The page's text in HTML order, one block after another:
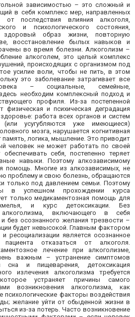
зависимостью – это сложный и
в себя комплекс мер, направленных
последствия влияния алкоголя,
и психологического состояния,
здоровый образ жизни, повторную
восстановление былых навыков и
во время болезни. Алкоголизм –
алкоголем, это целый комплекс
происходящих с организмом под
усилие воли, чтобы не пить, в этом
это заболевание затрагивает все
– социальные, семейные,
необходим комплексный подход и
профиля. Из-за постепенной
физическая и психическая деградация
работа всех органов и систем
(или усугубляются уже имеющиеся)
мозга, нарушается когнитивная
память, логика, мышление. Это приводит
человек не может работать по своей
себя, постепенно теряет
навыки. Поэтому алкозависимому
помощь. Многие из алкозависимых, не
проблему и свою болезнь, обращаются
только под давлением семьи. Поэтому
в успешном прохождении курса
только медикаментозная помощь для
и курс детоксикации. Без
алкоголизма, включающего в себя
без осознанного желания трезвости –
будет невысокой. Главным фактором
ресоциализации является осознанное
отказаться от алкоголя.
лечение при алкоголизме,
важным – устранение симптомов
сна и пищеварения, детоксикация
излечения алкоголизма требуется
устраняет причины самого
возникновения алкоголизма, как
факторы воздействия
желание уйти от обыденной жизни в
из-за потерь. Часто возникновение